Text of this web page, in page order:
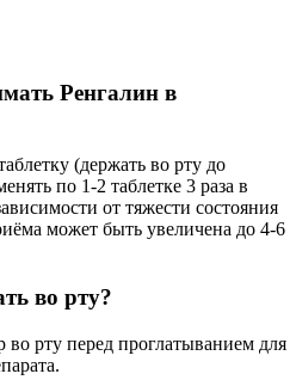
Ренгалин в
(держать во рту до
по 1-2 таблетке 3 раза в
от тяжести состояния
может быть увеличена до 4-6
во рту?
во рту перед проглатыванием для